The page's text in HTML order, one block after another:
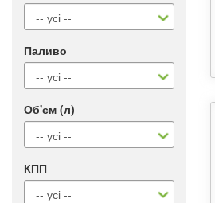
Паливо
Об'єм (л)
КПП